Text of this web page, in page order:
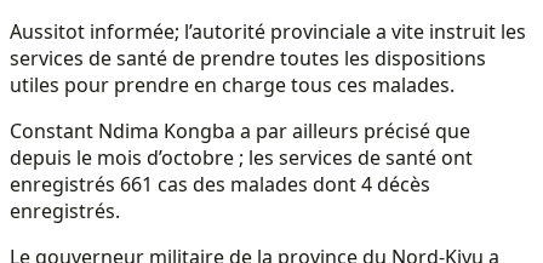
Aussitot informée; l’autorité provinciale a vite instruit les
services de santé de prendre toutes les dispositions
utiles pour prendre en charge tous ces malades.
Constant Ndima Kongba a par ailleurs précisé que
depuis le mois d’octobre ; les services de santé ont
enregistrés 661 cas des malades dont 4 décès
enregistrés.
Le gouverneur militaire de la province du Nord-Kivu a